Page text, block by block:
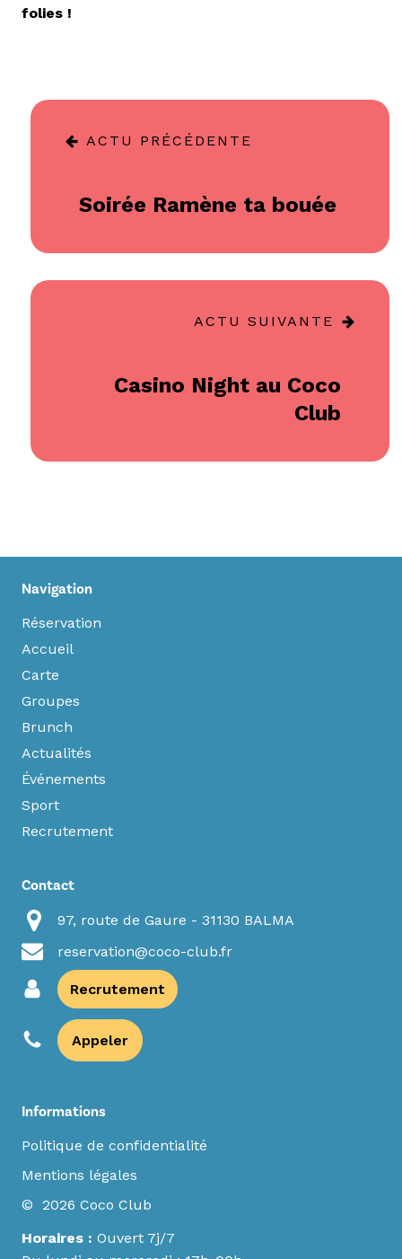
folies !
ACTU PRÉCÉDENTE
Soirée Ramène ta bouée
ACTU SUIVANTE
Casino Night au Coco
Club
Navigation
Réservation
Accueil
Carte
Groupes
Brunch
Actualités
Événements
Sport
Recrutement
Contact
97, route de Gaure - 31130 BALMA
reservation@coco-club.fr
Recrutement
Appeler
Informations
Politique de confidentialité
Mentions légales
© 2026 Coco Club
Horaires : Ouvert 7j/7